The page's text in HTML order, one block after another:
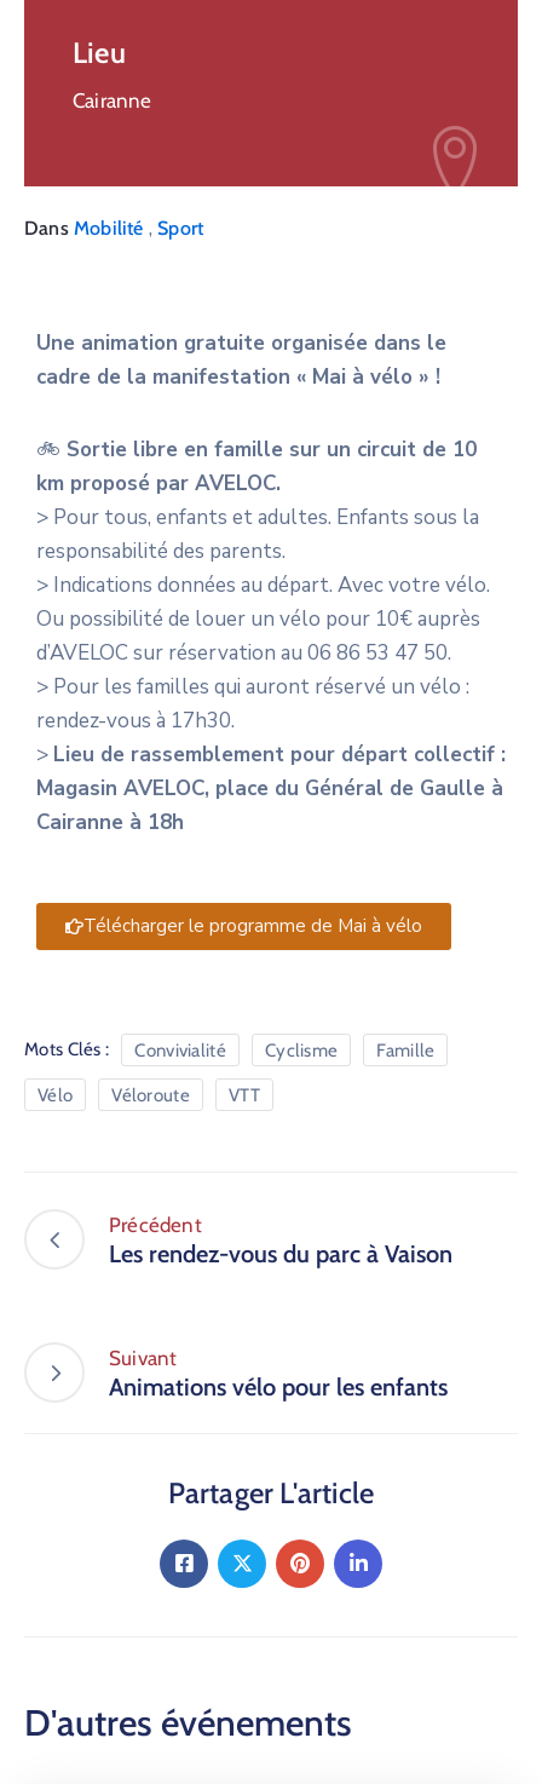
Lieu
Cairanne
Dans Mobilité ,Sport
Une animation gratuite organisée dans le
cadre de la manifestation « Mai à vélo » !
🚲 Sortie libre en famille sur un circuit de 10
km proposé par AVELOC.
> Pour tous, enfants et adultes. Enfants sous la
responsabilité des parents.
> Indications données au départ. Avec votre vélo.
Ou possibilité de louer un vélo pour 10€ auprès
d’AVELOC sur réservation au 06 86 53 47 50.
> Pour les familles qui auront réservé un vélo :
rendez-vous à 17h30.
> Lieu de rassemblement pour départ collectif :
Magasin AVELOC, place du Général de Gaulle à
Cairanne à 18h
Télécharger le programme de Mai à vélo
Mots Clés : Convivialité Cyclisme Famille
Vélo Véloroute VTT
Précédent
Les rendez-vous du parc à Vaison
Suivant
Animations vélo pour les enfants
Partager L'article
D'autres événements